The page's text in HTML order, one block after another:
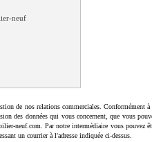
neuf
de nos relations commerciales. Conformément à
des données qui vous concernent, que vous
neuf.com. Par notre intermédiaire vous pouvez
un courrier à l'adresse indiquée ci-dessus.